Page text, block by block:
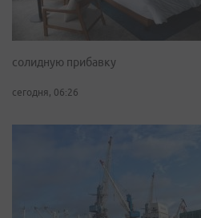
солидную прибавку
сегодня, 06:26